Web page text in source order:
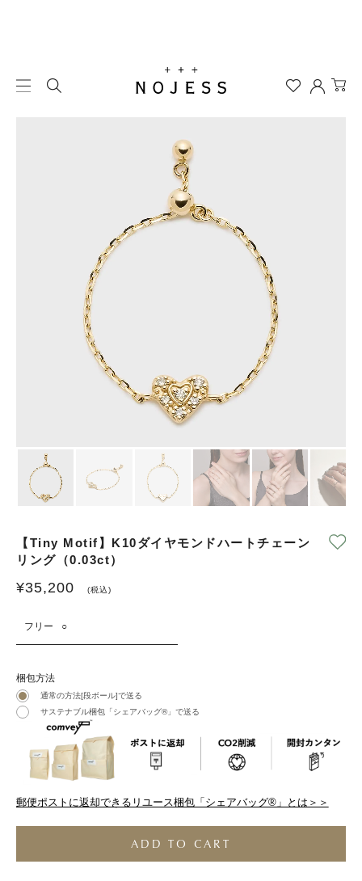
【Tiny Motif】K10ダイヤモンドハートチェーン
リング（0.03ct）
¥35,200 (税込)
フリー ○
梱包方法
通常の方法[段ボール]で送る
サステナブル梱包「シェアバッグ®︎」で送る
郵便ポストに返却できるリユース梱包「シェアバッグ®︎」とは＞＞
ADD TO CART